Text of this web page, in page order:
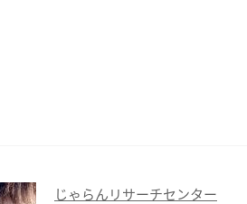
じゃらんリサーチセンター